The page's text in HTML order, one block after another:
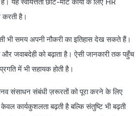
यह स्वायत्तता छोटे-मोटे कार्यों के लिए HR
करती है।
भी समय अपनी नौकरी का इतिहास देख सकते हैं।
और जवाबदेही को बढ़ाता है। ऐसी जानकारी तक पहुँच
में भी सहायक होती है।
संसाधन संबंधी ज़रूरतों को पूरा करने के लिए
कार्यकुशलता बढ़ती है बल्कि संतुष्टि भी बढ़ती